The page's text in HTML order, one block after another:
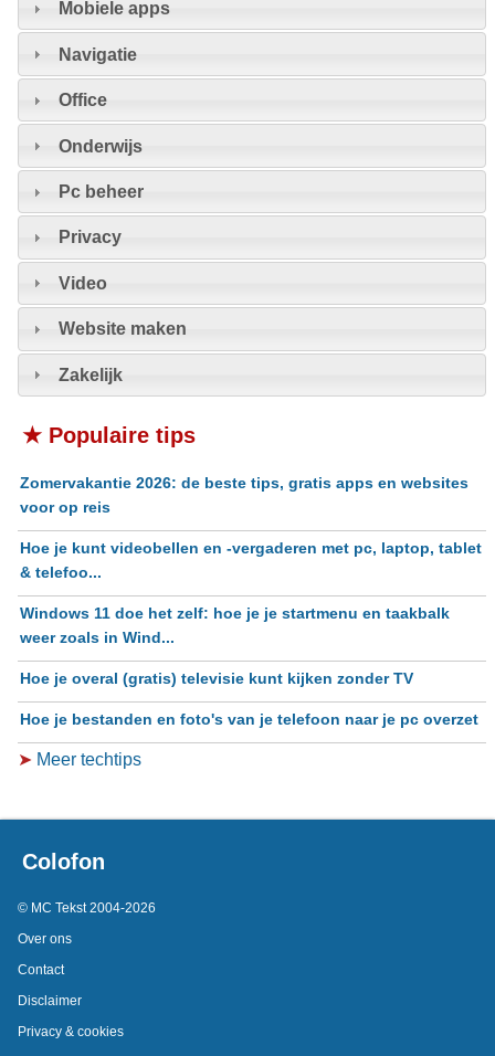
Mobiele apps
Navigatie
Office
Onderwijs
Pc beheer
Privacy
Video
Website maken
Zakelijk
★ Populaire tips
Zomervakantie 2026: de beste tips, gratis apps en websites
voor op reis
Hoe je kunt videobellen en -vergaderen met pc, laptop, tablet
& telefoo...
Windows 11 doe het zelf: hoe je je startmenu en taakbalk
weer zoals in Wind...
Hoe je overal (gratis) televisie kunt kijken zonder TV
Hoe je bestanden en foto's van je telefoon naar je pc overzet
➤ Meer techtips
Colofon
© MC Tekst 2004-2026
Over ons
Contact
Disclaimer
Privacy & cookies